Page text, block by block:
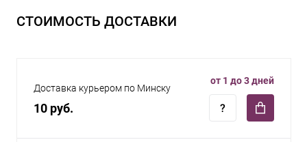
СТОИМОСТЬ ДОСТАВКИ
Доставка курьером по Минску
10 руб.
от 1 до 3 дней